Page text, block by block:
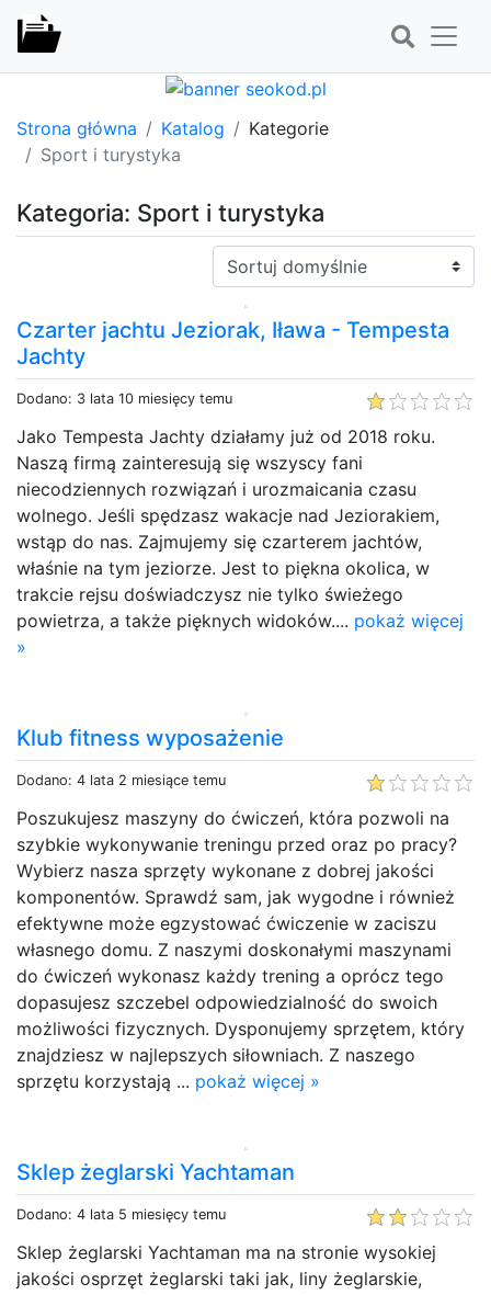
Strona główna Katalog
Kategorie
Sport i turystyka
Kategoria: Sport i turystyka
Sortuj:
Czarter jachtu Jeziorak, Iława - Tempesta
Jachty
Dodano: 3 lata 10 miesięcy temu
Jako Tempesta Jachty działamy już od 2018 roku.
Naszą firmą zainteresują się wszyscy fani
niecodziennych rozwiązań i urozmaicania czasu
wolnego. Jeśli spędzasz wakacje nad Jeziorakiem,
wstąp do nas. Zajmujemy się czarterem jachtów,
właśnie na tym jeziorze. Jest to piękna okolica, w
trakcie rejsu doświadczysz nie tylko świeżego
powietrza, a także pięknych widoków.... pokaż więcej
»
Klub fitness wyposażenie
Dodano: 4 lata 2 miesiące temu
Poszukujesz maszyny do ćwiczeń, która pozwoli na
szybkie wykonywanie treningu przed oraz po pracy?
Wybierz nasza sprzęty wykonane z dobrej jakości
komponentów. Sprawdź sam, jak wygodne i również
efektywne może egzystować ćwiczenie w zaciszu
własnego domu. Z naszymi doskonałymi maszynami
do ćwiczeń wykonasz każdy trening a oprócz tego
dopasujesz szczebel odpowiedzialność do swoich
możliwości fizycznych. Dysponujemy sprzętem, który
znajdziesz w najlepszych siłowniach. Z naszego
sprzętu korzystają ... pokaż więcej »
Sklep żeglarski Yachtaman
Dodano: 4 lata 5 miesięcy temu
Sklep żeglarski Yachtaman ma na stronie wysokiej
jakości osprzęt żeglarski taki jak, liny żeglarskie,